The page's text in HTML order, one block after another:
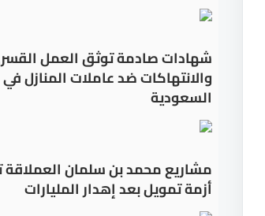
شهادات صادمة توثق العمل
والانتهاكات ضد عاملات المنازل في
السعودية
مشاريع محمد بن سلمان العملاقة
أزمة تمويل بعد إهدار المليارات